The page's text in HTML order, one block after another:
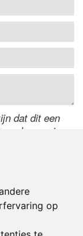
op
dat dit een
over in